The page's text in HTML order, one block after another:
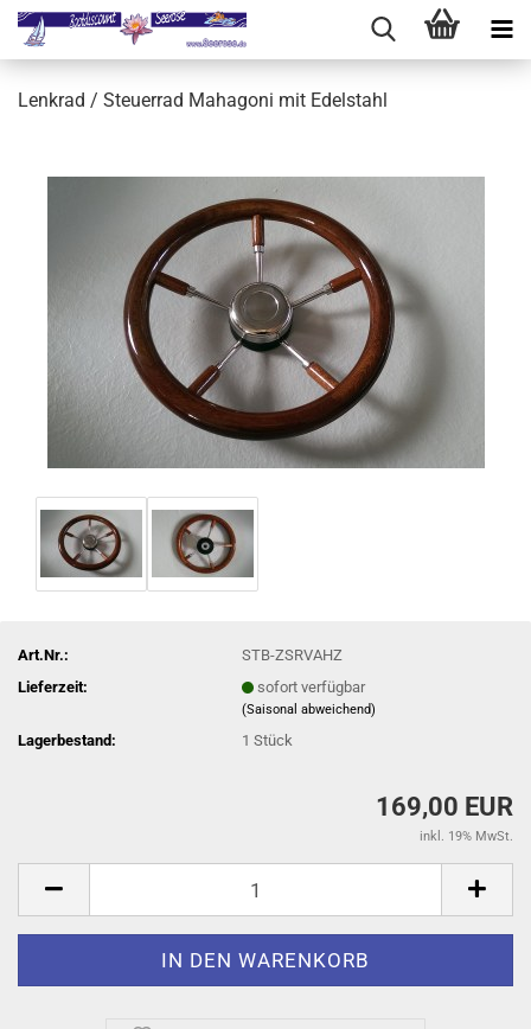
Lenkrad / Steuerrad Mahagoni mit Edelstahl
Art.Nr.:
STB-ZSRVAHZ
Lieferzeit:
sofort verfügbar
(Saisonal abweichend)
Lagerbestand: 1Stück
169,00 EUR
inkl. 19% MwSt.